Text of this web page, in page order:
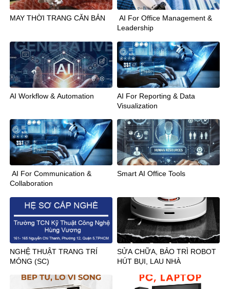
MAY THỜI TRANG CĂN BẢN
AI For Office Management &
Leadership
AI Workflow & Automation
AI For Reporting & Data
Visualization
AI For Communication &
Collaboration
Smart AI Office Tools
NGHỆ THUẬT TRANG TRÍ
MÓNG (SC)
SỬA CHỮA, BẢO TRÌ ROBOT
HÚT BỤI, LAU NHÀ